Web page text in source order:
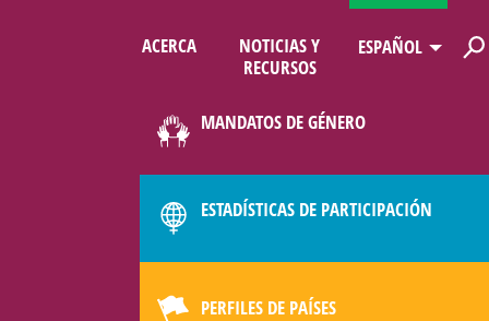
ACERCA
NOTICIAS Y
RECURSOS
ESPAÑOL
MANDATOS DE GÉNERO
ESTADÍSTICAS DE PARTICIPACIÓN
PERFILES DE PAÍSES